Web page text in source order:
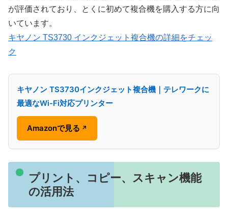
が評価されており、とくに初めて複合機を購入する方に向
いています。
キヤノン TS3730 インクジェット複合機の詳細をチェッ
ク
キヤノン TS3730インクジェット複合機｜テレワークに
最適なWi-Fi対応プリンター
Amazonで見る ↗
プリント、コピー、スキャン機能
の活用法